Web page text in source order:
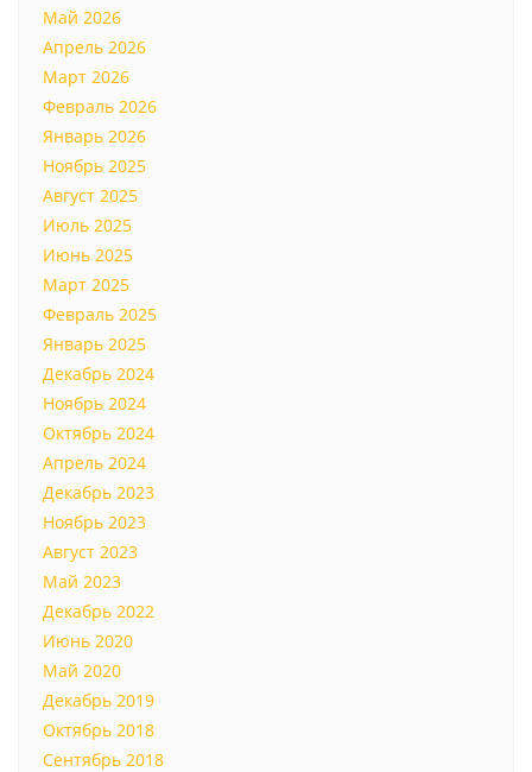
Май 2026
Апрель 2026
Март 2026
Февраль 2026
Январь 2026
Ноябрь 2025
Август 2025
Июль 2025
Июнь 2025
Март 2025
Февраль 2025
Январь 2025
Декабрь 2024
Ноябрь 2024
Октябрь 2024
Апрель 2024
Декабрь 2023
Ноябрь 2023
Август 2023
Май 2023
Декабрь 2022
Июнь 2020
Май 2020
Декабрь 2019
Октябрь 2018
Сентябрь 2018